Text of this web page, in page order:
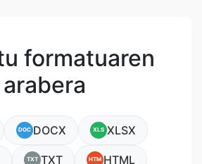
formatuaren
arabera
DOC DOCX XLS XLSX
TXT TXT HTM HTML